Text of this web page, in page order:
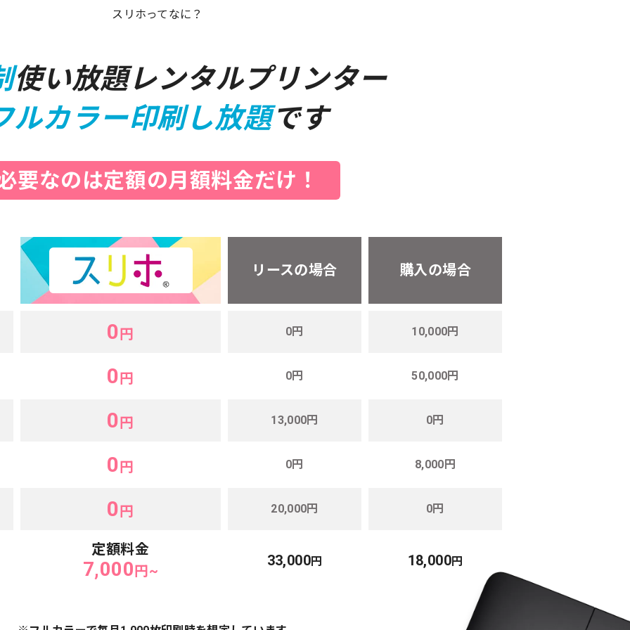
スリホってなに？
使い放題レンタルプリンター
ルカラー印刷し放題です
要なのは定額の月額料金だけ！
リースの場合 購入の場合
0円 0円 10,000円
0円 0円 50,000円
0円 13,000円 0円
0円 0円 8,000円
0円 20,000円 0円
定額料金
7,000円~
33,000円 18,000円